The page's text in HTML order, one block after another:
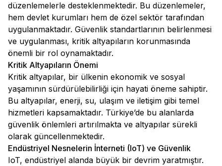
düzenlemelerle desteklenmektedir. Bu düzenlemeler,
hem devlet kurumları hem de özel sektör tarafından
uygulanmaktadır. Güvenlik standartlarının belirlenmesi
ve uygulanması, kritik altyapıların korunmasında
önemli bir rol oynamaktadır.
Kritik Altyapıların Önemi
Kritik altyapılar, bir ülkenin ekonomik ve sosyal
yaşamının sürdürülebilirliği için hayati öneme sahiptir.
Bu altyapılar, enerji, su, ulaşım ve iletişim gibi temel
hizmetleri kapsamaktadır. Türkiye’de bu alanlarda
güvenlik önlemleri artırılmakta ve altyapılar sürekli
olarak güncellenmektedir.
Endüstriyel Nesnelerin İnterneti (IoT) ve Güvenlik
IoT, endüstriyel alanda büyük bir devrim yaratmıştır.